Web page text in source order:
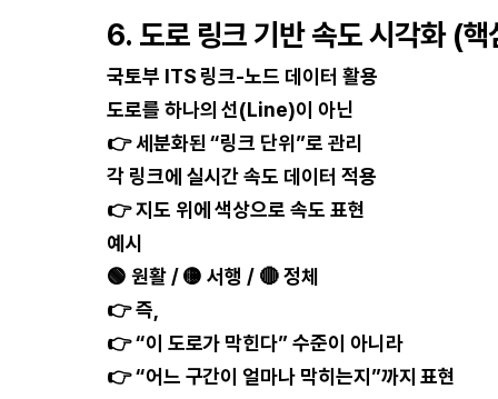
6. 도로 링크 기반 속도 시각화 (핵
국토부 ITS 링크-노드 데이터 활용
도로를 하나의 선(Line)이 아닌
👉 세분화된 “링크 단위”로 관리
각 링크에 실시간 속도 데이터 적용
👉 지도 위에 색상으로 속도 표현
예시
🟢 원활 / 🟡 서행 / 🔴 정체
👉 즉,
👉 “이 도로가 막힌다” 수준이 아니라
👉 “어느 구간이 얼마나 막히는지”까지 표현